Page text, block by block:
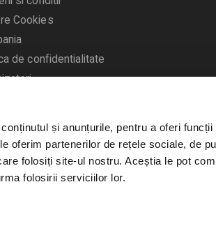
și anunțurile, pentru a oferi
oferim partenerilor de rețele sociale, de
folosiți site-ul nostru. Aceștia le pot
folosirii serviciilor lor.
Cookies
de confidentialitate